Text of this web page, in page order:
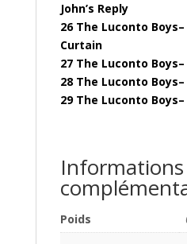
John’s Reply
26 The Luconto
Curtain
27 The Luconto
28 The Luconto
29 The Luconto
Informations
Poids